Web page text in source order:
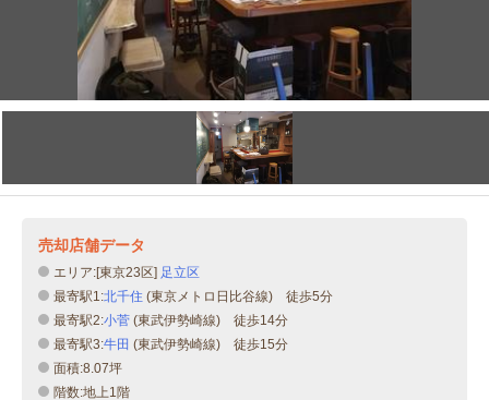
売却店舗データ
エリア:[東京23区] 足立区
最寄駅1:北千住 (東京メトロ日比谷線) 徒歩5分
最寄駅2:小菅 (東武伊勢崎線) 徒歩14分
最寄駅3:牛田 (東武伊勢崎線) 徒歩15分
面積:8.07坪
階数:地上1階